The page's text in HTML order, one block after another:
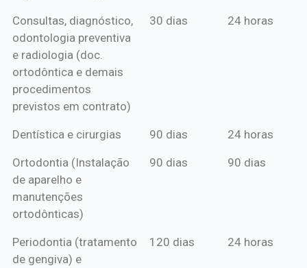
mensal*
de crédito
Consultas, diagnóstico,
odontologia preventiva
e radiologia (doc.
ortodôntica e demais
procedimentos
previstos em contrato)
30 dias 24 horas
Dentística e cirurgias 90 dias 24 horas
Ortodontia (Instalação
de aparelho e
manutenções
ortodônticas)
90 dias 90 dias
Periodontia (tratamento
de gengiva) e
120 dias 24 horas